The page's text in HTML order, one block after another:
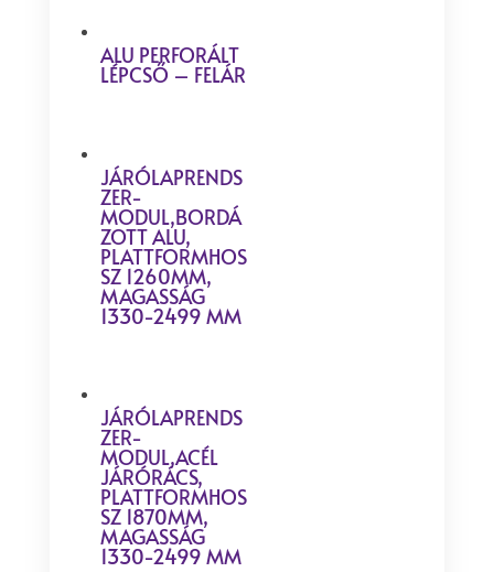
ALU PERFORÁLT
LÉPCSŐ – FELÁR
JÁRÓLAPRENDS
ZER-
MODUL,BORDÁ
ZOTT ALU,
PLATTFORMHOS
SZ 1260MM,
MAGASSÁG
1330-2499 MM
JÁRÓLAPRENDS
ZER-
MODUL,ACÉL
JÁRÓRÁCS,
PLATTFORMHOS
SZ 1870MM,
MAGASSÁG
1330-2499 MM